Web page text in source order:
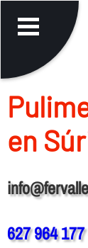
en
627 964 177